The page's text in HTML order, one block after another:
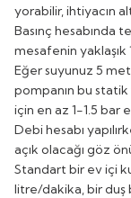
yorabilir, ihtiyacın
Basınç hesabında
mesafenin yaklaşık
Eğer suyunuz 5
pompanın bu
için en az 1-1.5 bar
Debi hesabı
açık olacağı göz
Standart bir ev içi
litre/dakika, bir duş